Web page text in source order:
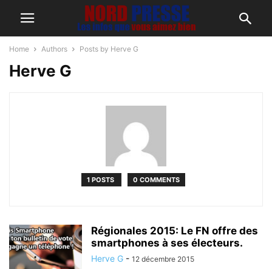
Home Authors Posts by Herve G
Herve G
1 POSTS 0 COMMENTS
Régionales 2015: Le FN offre des
smartphones à ses électeurs.
Herve G - 12 décembre 2015